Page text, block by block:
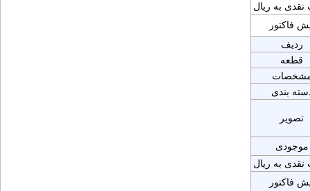
به ریال
فاکتور
ردیف
قطعه
بندی
تصویر
موجودی
به ریال
فاکتور